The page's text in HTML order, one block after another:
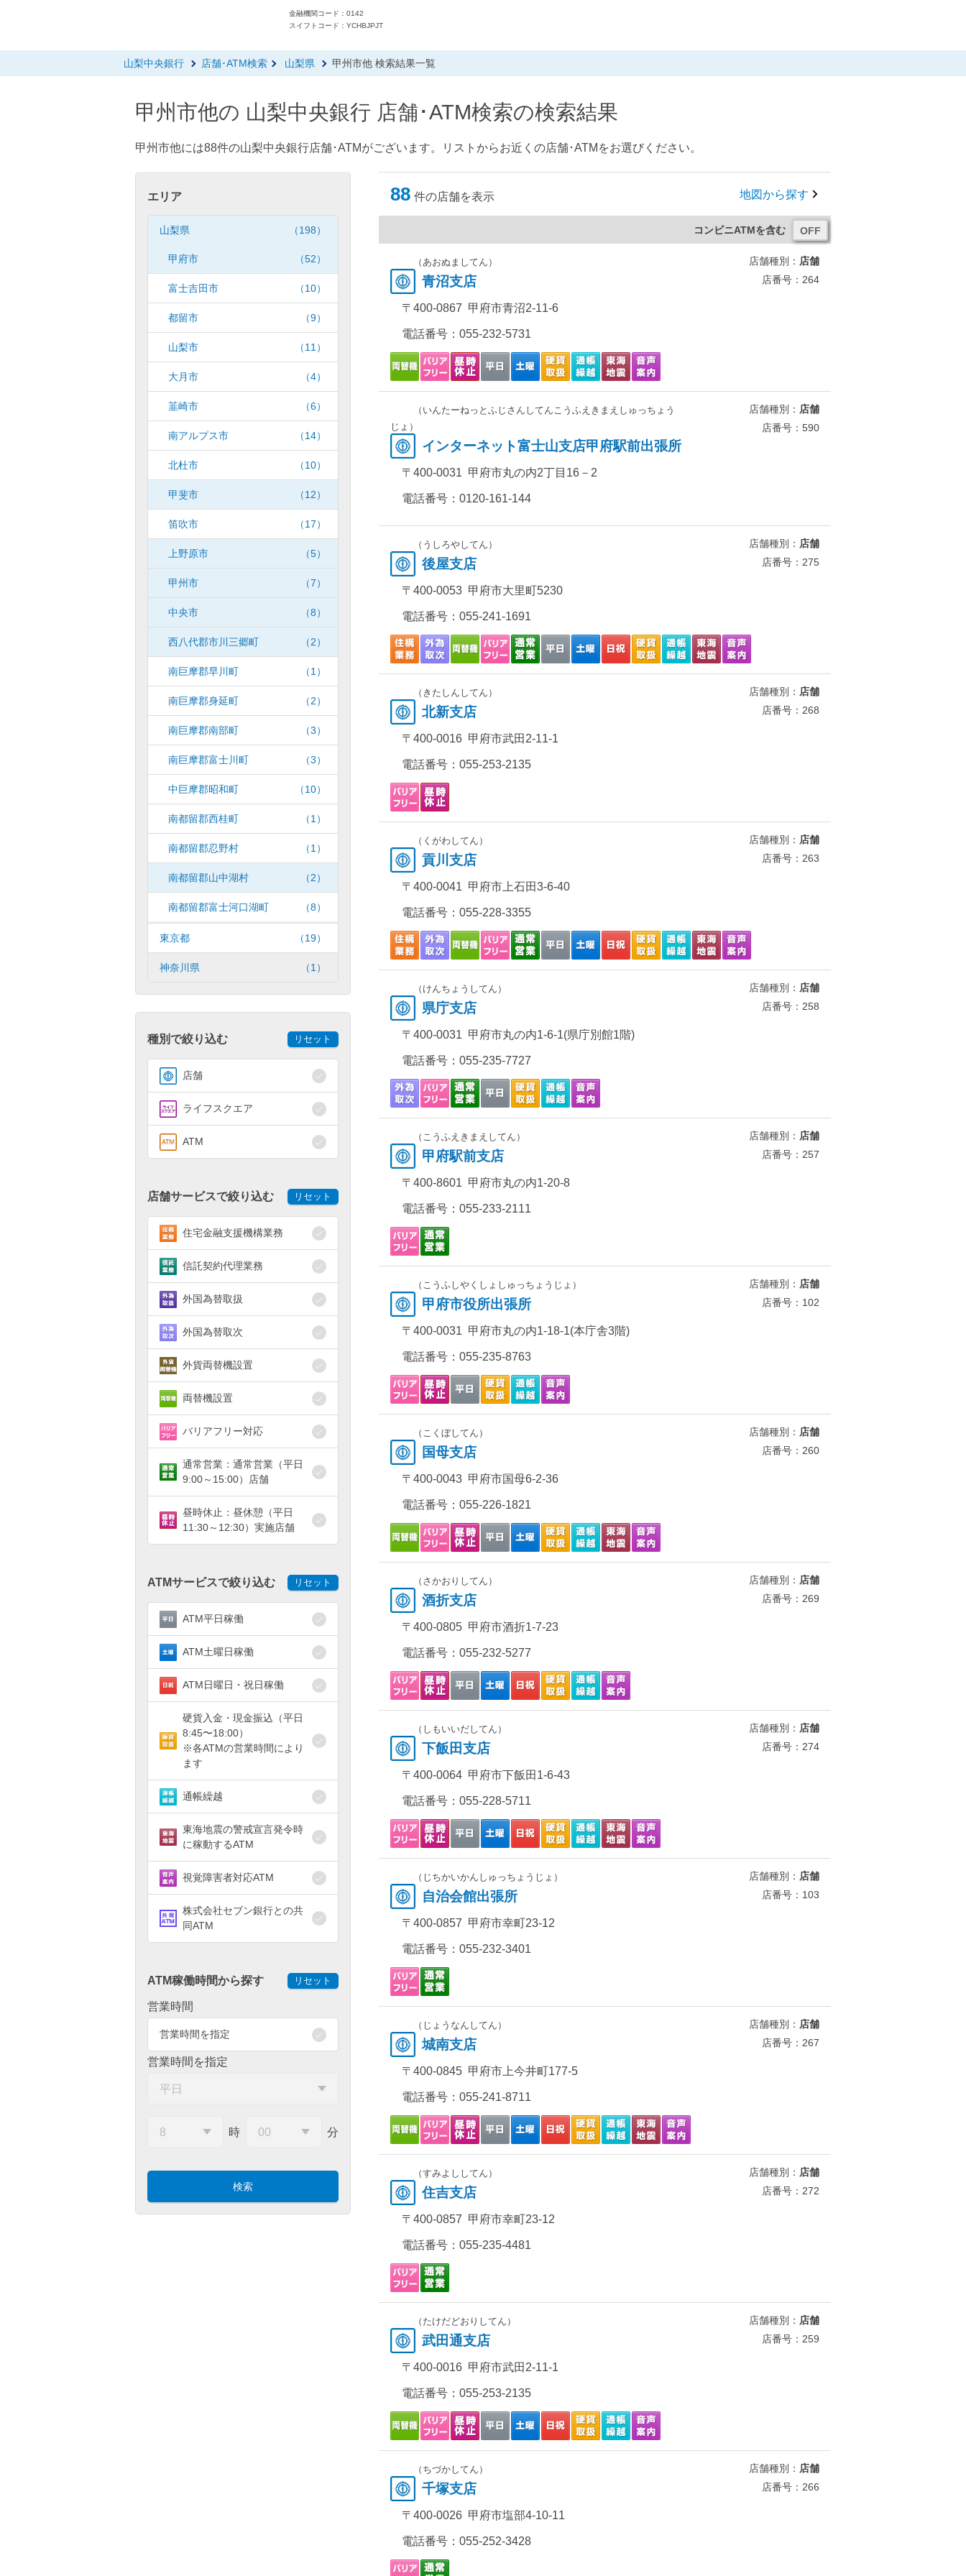
金融機関コード：0142
スイフトコード：YCHBJPJT
山梨中央銀行 店舗･ATM検索 山梨県 甲州市他 検索結果一覧
甲州市他の 山梨中央銀行 店舗･ATM検索の検索結果
甲州市他には88件の山梨中央銀行店舗･ATMがございます。リストからお近くの店舗･ATMをお選びください。
エリア
山梨県 （198）
甲府市 （52）
富士吉田市 （10）
都留市 （9）
山梨市 （11）
大月市 （4）
韮崎市 （6）
南アルプス市 （14）
北杜市 （10）
甲斐市 （12）
笛吹市 （17）
上野原市 （5）
甲州市 （7）
中央市 （8）
西八代郡市川三郷町 （2）
南巨摩郡早川町 （1）
南巨摩郡身延町 （2）
南巨摩郡南部町 （3）
南巨摩郡富士川町 （3）
中巨摩郡昭和町 （10）
南都留郡西桂町 （1）
南都留郡忍野村 （1）
南都留郡山中湖村 （2）
南都留郡富士河口湖町 （8）
東京都 （19）
神奈川県 （1）
種別で絞り込む リセット
店舗
ライフスクエア
ATM
店舗サービスで絞り込む リセット
住宅金融支援機構業務
信託契約代理業務
外国為替取扱
外国為替取次
外貨両替機設置
両替機設置
バリアフリー対応
通常営業：通常営業（平日
9:00～15:00）店舗
昼時休止：昼休憩（平日
11:30～12:30）実施店舗
ATMサービスで絞り込む リセット
ATM平日稼働
ATM土曜日稼働
ATM日曜日・祝日稼働
硬貨入金・現金振込（平日
8:45〜18:00）
※各ATMの営業時間により
ます
通帳繰越
東海地震の警戒宣言発令時
に稼動するATM
視覚障害者対応ATM
株式会社セブン銀行との共
同ATM
ATM稼働時間から探す リセット
営業時間
営業時間を指定
営業時間を指定
時 分
88 件の店舗を表示 地図から探す
コンビニATMを含む
（あおぬましてん）
青沼支店
店舗種別： 店舗
店番号：264
〒400-0867 甲府市青沼2-11-6
電話番号： 055-232-5731
（いんたーねっとふじさんしてんこうふえきまえしゅっちょう
じょ）
インターネット富士山支店甲府駅前出張所
店舗種別： 店舗
店番号：590
〒400-0031 甲府市丸の内2丁目16－2
電話番号： 0120-161-144
（うしろやしてん）
後屋支店
店舗種別： 店舗
店番号：275
〒400-0053 甲府市大里町5230
電話番号： 055-241-1691
（きたしんしてん）
北新支店
店舗種別： 店舗
店番号：268
〒400-0016 甲府市武田2-11-1
電話番号： 055-253-2135
（くがわしてん）
貢川支店
店舗種別： 店舗
店番号：263
〒400-0041 甲府市上石田3-6-40
電話番号： 055-228-3355
（けんちょうしてん）
県庁支店
店舗種別： 店舗
店番号：258
〒400-0031 甲府市丸の内1-6-1(県庁別館1階)
電話番号： 055-235-7727
（こうふえきまえしてん）
甲府駅前支店
店舗種別： 店舗
店番号：257
〒400-8601 甲府市丸の内1-20-8
電話番号： 055-233-2111
（こうふしやくしょしゅっちょうじょ）
甲府市役所出張所
店舗種別： 店舗
店番号：102
〒400-0031 甲府市丸の内1-18-1(本庁舎3階)
電話番号： 055-235-8763
（こくぼしてん）
国母支店
店舗種別： 店舗
店番号：260
〒400-0043 甲府市国母6-2-36
電話番号： 055-226-1821
（さかおりしてん）
酒折支店
店舗種別： 店舗
店番号：269
〒400-0805 甲府市酒折1-7-23
電話番号： 055-232-5277
（しもいいだしてん）
下飯田支店
店舗種別： 店舗
店番号：274
〒400-0064 甲府市下飯田1-6-43
電話番号： 055-228-5711
（じちかいかんしゅっちょうじょ）
自治会館出張所
店舗種別： 店舗
店番号：103
〒400-0857 甲府市幸町23-12
電話番号： 055-232-3401
（じょうなんしてん）
城南支店
店舗種別： 店舗
店番号：267
〒400-0845 甲府市上今井町177-5
電話番号： 055-241-8711
（すみよししてん）
住吉支店
店舗種別： 店舗
店番号：272
〒400-0857 甲府市幸町23-12
電話番号： 055-235-4481
（たけだどおりしてん）
武田通支店
店舗種別： 店舗
店番号：259
〒400-0016 甲府市武田2-11-1
電話番号： 055-253-2135
（ちづかしてん）
千塚支店
店舗種別： 店舗
店番号：266
〒400-0026 甲府市塩部4-10-11
電話番号： 055-252-3428